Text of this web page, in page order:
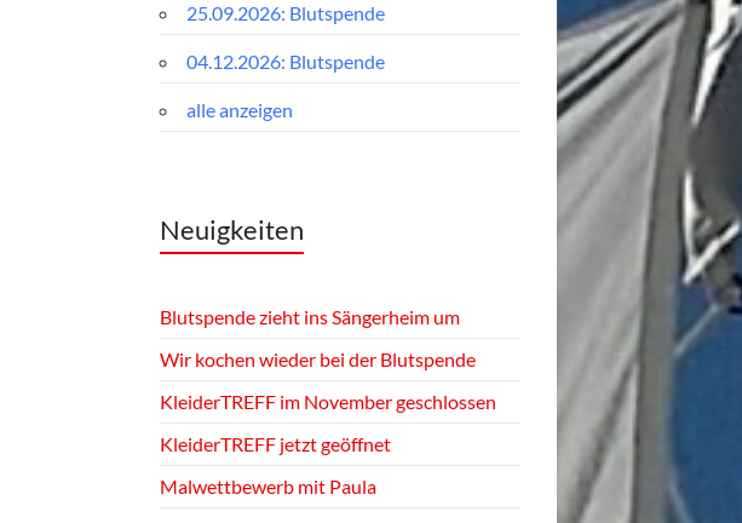
25.09.2026: Blutspende
04.12.2026: Blutspende
alle anzeigen
Neuigkeiten
Blutspende zieht ins Sängerheim um
Wir kochen wieder bei der Blutspende
KleiderTREFF im November geschlossen
KleiderTREFF jetzt geöffnet
Malwettbewerb mit Paula